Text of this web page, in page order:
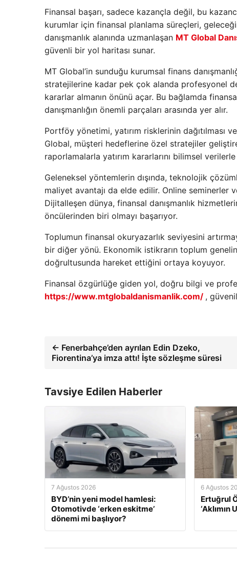
Finansal başarı, sadece kazançla değil, bu
kurumlar için finansal planlama süreçleri,
danışmanlık alanında uzmanlaşan MT Global
güvenli bir yol haritası sunar.
MT Global’in sunduğu kurumsal finans
stratejilerine kadar pek çok alanda profesyonel
kararlar almanın önünü açar. Bu bağlamda
danışmanlığın önemli parçaları arasında yer alır.
Portföy yönetimi, yatırım risklerinin dağıtılması
Global, müşteri hedeflerine özel stratejiler
raporlamalarla yatırım kararlarını bilimsel
Geleneksel yöntemlerin dışında, teknolojik
maliyet avantajı da elde edilir. Online seminerler
Dijitalleşen dünya, finansal danışmanlık
öncülerinden biri olmayı başarıyor.
Toplumun finansal okuryazarlık seviyesini
bir diğer yönü. Ekonomik istikrarın toplum
doğrultusunda hareket ettiğini ortaya koyuyor.
Finansal özgürlüğe giden yol, doğru bilgi ve
https://www.mtglobaldanismanlik.com/ ,
← Fenerbahçe’den ayrılan Edin Dzeko,
Fiorentina’ya imza attı! İşte sözleşme süresi
Tavsiye Edilen Haberler
7 Ağustos 2026
BYD’nin yeni model hamlesi:
Otomotivde ‘erken eskitme’
dönemi mi başlıyor?
6 Ağustos
Ertuğrul
‘Aklımın